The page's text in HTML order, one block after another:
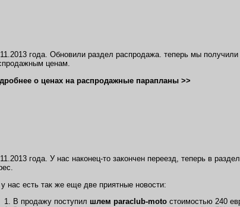
года. Обновили раздел распродажа. теперь мы
ценам.
о ценах на распродажные парапланы >>
года. У нас наконец-то закончен переезд, теперь в
нас есть так же еще две приятные новости:
В продажу поступил шлем paraclub-moto стоимостью 240